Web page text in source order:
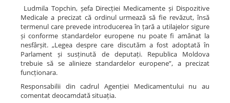
Ludmila Topchin, șefa Direcției Medicamente și Dispozitive
Medicale a precizat că ordinul urmează să fie revăzut, însă
termenul care prevede introducerea în țară a utilajelor sigure
și conforme standardelor europene nu poate fi amânat la
nesfârșit. „Legea despre care discutăm a fost adoptată în
Parlament și susținută de deputați. Republica Moldova
trebuie să se alinieze standardelor europene”, a precizat
funcționara.
Responsabilii din cadrul Agenției Medicamentului nu au
comentat deocamdată situația.